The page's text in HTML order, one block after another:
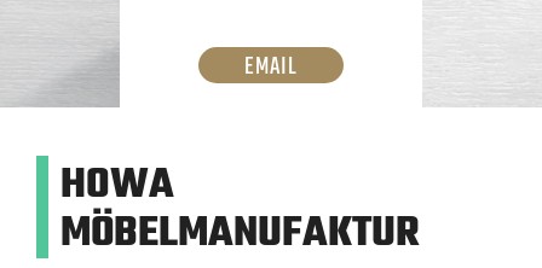
EMAIL
HOWA
MÖBELMANUFAKTUR